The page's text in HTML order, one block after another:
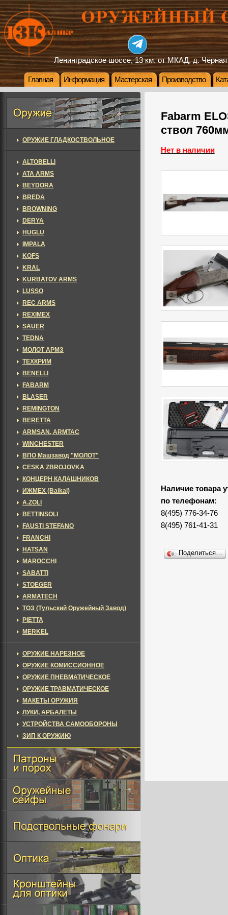
Ленинградское шоссе, 13 км. от МКАД, д. Черная
Главная Информация Мастерская Производство
Fabarm
ствол
Нет в наличии
Наличие товара
по телефонам:
8(495) 776-34-76
8(495) 761-41-31
Поделиться…
ОРУЖИЕ ГЛАДКОСТВОЛЬНОЕ
ALTOBELLI
ATA ARMS
BEYDORA
BREDA
BROWNING
DERYA
HUGLU
IMPALA
KOFS
KRAL
KURBATOV ARMS
LUSSO
REC ARMS
REXIMEX
SAUER
TEDNA
МОЛОТ АРМЗ
ТЕХКРИМ
BENELLI
FABARM
BLASER
REMINGTON
BERETTA
ARMSAN, ARMTAC
WINCHESTER
ВПО Машзавод "МОЛОТ"
CESKA ZBROJOVKA
КОНЦЕРН КАЛАШНИКОВ
ИЖМЕХ (Baikal)
A.ZOLI
BETTINSOLI
FAUSTI STEFANO
FRANCHI
HATSAN
MAROCCHI
SABATTI
STOEGER
ARMATECH
ТОЗ (Тульский Оружейный Завод)
PIETTA
MERKEL
ОРУЖИЕ НАРЕЗНОЕ
ОРУЖИЕ КОМИССИОННОЕ
ОРУЖИЕ ПНЕВМАТИЧЕСКОЕ
ОРУЖИЕ ТРАВМАТИЧЕСКОЕ
МАКЕТЫ ОРУЖИЯ
ЛУКИ, АРБАЛЕТЫ
УСТРОЙСТВА САМООБОРОНЫ
ЗИП К ОРУЖИЮ